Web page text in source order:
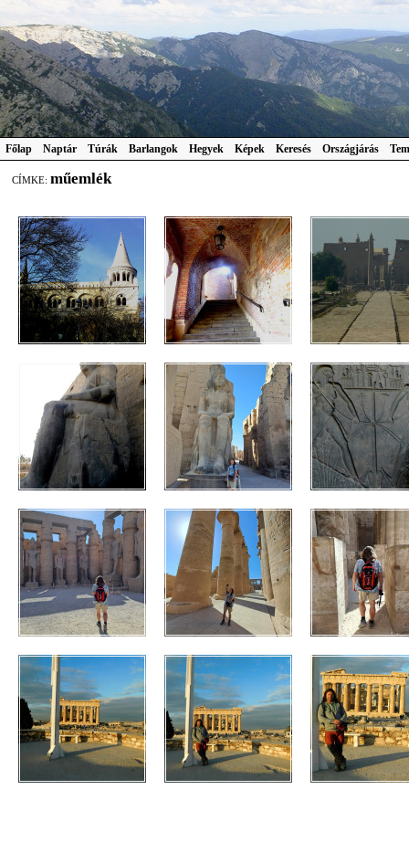
Főlap Naptár Túrák Barlangok Hegyek Képek Keresés Országjárás
CÍMKE: műemlék